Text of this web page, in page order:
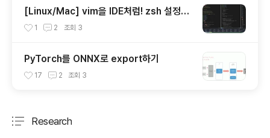
[Linux/Mac] vim을 IDE처럼! zsh 설정부
터 vim 플러그인 설정까지 총 정리
1 2 조회 3
PyTorch를 ONNX로 export하기
17 2 조회 3
Research